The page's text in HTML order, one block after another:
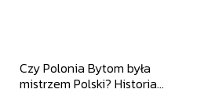
Czy Polonia Bytom była
mistrzem Polski? Historia